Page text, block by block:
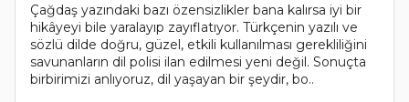
Çağdaş yazındaki bazı özensizlikler bana kalırsa iyi bir
hikâyeyi bile yaralayıp zayıflatıyor. Türkçenin yazılı ve
sözlü dilde doğru, güzel, etkili kullanılması gerekliliğini
savunanların dil polisi ilan edilmesi yeni değil. Sonuçta
birbirimizi anlıyoruz, dil yaşayan bir şeydir, bo..